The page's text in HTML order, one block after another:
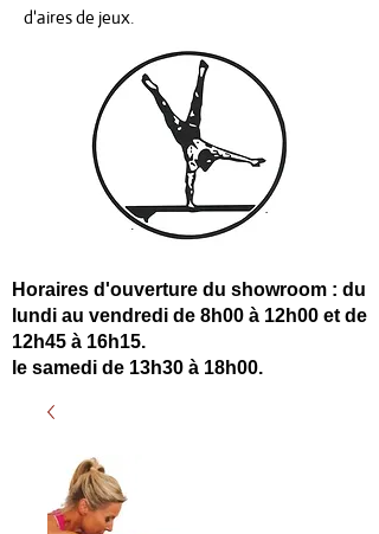
d'aires de jeux.
Horaires d'ouverture du showroom : du
lundi au vendredi de 8h00 à 12h00 et de
12h45 à 16h15.
le samedi de 13h30 à 18h00.